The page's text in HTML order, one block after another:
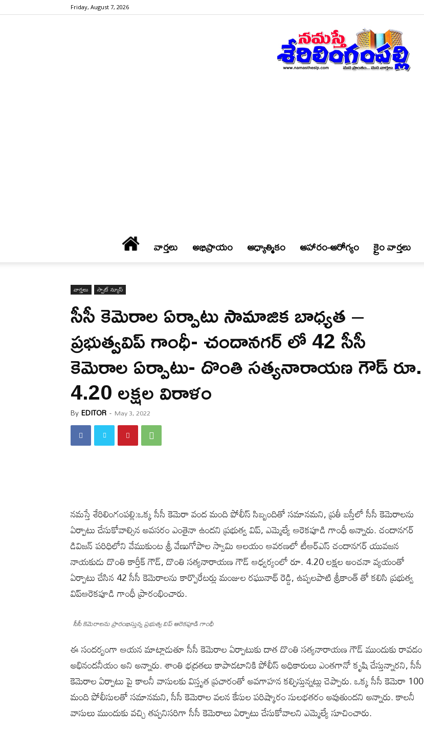
Friday, August 7, 2026
వార్త‌లు అభిప్రాయం ఆధ్యాత్మికం ఆహారం-ఆరోగ్యం క్రైం వార్త‌లు
వార్త‌లు స్పాట్ న్యూస్
సీసీ కెమెరాల ఏర్పాటు సామాజిక బాధ్యత –
ప్రభుత్వ‌విప్ గాంధీ- చందానగర్ లో 42 సీసీ
కెమెరాల ఏర్పాటు- దొంతి సత్యనారాయణ గౌడ్ రూ.
4.20 లక్షల విరాళం
ByEDITOR - May 3, 2022
నమస్తే శేరిలింగంపల్లి:ఒక్క సీసీ కెమెరా వంద మంది పోలీస్ సిబ్బందితో సమానమని, ప్రతీ బస్తీలో సీసీ కెమెరాలను
ఏర్పాటు చేసుకోవాల్సిన అవసరం ఎంతైనా ఉందని ప్రభుత్వ విప్, ఎమ్మెల్యే ఆరెకపూడి గాంధీ అన్నారు. చందానగర్
డివిజన్ పరిధిలోని వేముకుంట శ్రీ వేణుగోపాల స్వామి ఆలయం ఆవరణలో టీఆర్ఎస్ చందానగర్ యువజన
నాయకుడు దొంతి కార్తీక్ గౌడ్, దొంతి సత్యనారాయణ గౌడ్ ఆధ్వర్యంలో రూ. 4.20 లక్షల అంచనా వ్యయంతో
ఏర్పాటు చేసిన 42 సీసీ కెమెరాలను కార్పొరేటర్లు మంజుల రఘునాథ్ రెడ్డి, ఉప్పలపాటి శ్రీకాంత్ తో కలిసి ప్రభుత్వ
విప్ఆరెకపూడి గాంధీ ప్రారంభించారు.
సీసీ కెమెరాలను ప్రారంభిస్తున్న ప్రభుత్వ విప్ ఆరెకపూడి గాంధీ
ఈ సందర్బంగా ఆయన మాట్లాడుతూ సీసీ కెమెరాల ఏర్పాటుకు దాత దొంతి సత్యనారాయణ గౌడ్ ముందుకు రావడం
అభినందనీయం అని అన్నారు. శాంతి భద్రతలు కాపాడటానికి పోలీస్ అధికారులు ఎంతగానో కృషి చేస్తున్నారని, సీసీ
కెమెరాల ఏర్పాటు పై కాలనీ వాసులకు విస్తృత ప్రచారంతో అవగాహన కల్పిస్తున్నట్లు చెప్పారు. ఒక్క సీసీ కెమెరా 100
మంది పోలీసులతో సమానమని, సీసీ కెమెరాల వలన కేసుల పరిష్కారం సులభతరం అవుతుందని అన్నారు. కాలనీ
వాసులు ముందుకు వచ్చి తప్పనిసరిగా సీసీ కెమెరాలు ఏర్పాటు చేసుకోవాలని ఎమ్మెల్యే సూచించారు.